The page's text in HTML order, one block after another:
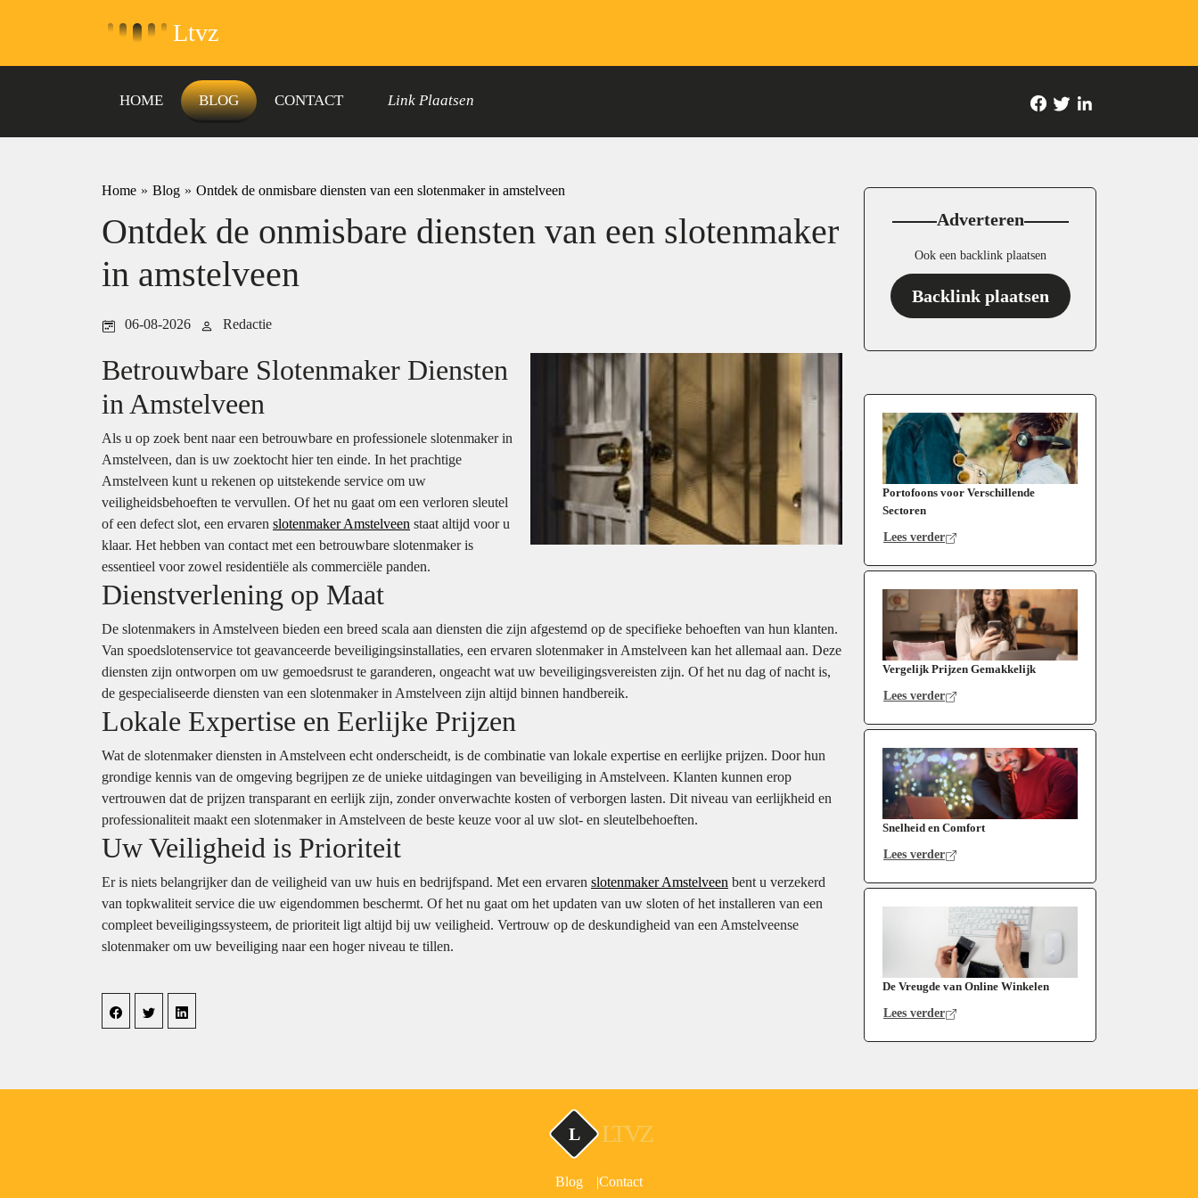
Ltvz
HOME BLOG CONTACT Link Plaatsen
Home » Blog » Ontdek de onmisbare diensten van een slotenmaker in amstelveen
Ontdek de onmisbare diensten van een slotenmaker
in amstelveen
06-08-2026 Redactie
Betrouwbare Slotenmaker Diensten
in Amstelveen
Als u op zoek bent naar een betrouwbare en professionele slotenmaker in
Amstelveen, dan is uw zoektocht hier ten einde. In het prachtige
Amstelveen kunt u rekenen op uitstekende service om uw
veiligheidsbehoeften te vervullen. Of het nu gaat om een verloren sleutel
of een defect slot, een ervaren slotenmaker Amstelveen staat altijd voor u
klaar. Het hebben van contact met een betrouwbare slotenmaker is
essentieel voor zowel residentiële als commerciële panden.
Dienstverlening op Maat
De slotenmakers in Amstelveen bieden een breed scala aan diensten die zijn afgestemd op de specifieke behoeften van hun klanten.
Van spoedslotenservice tot geavanceerde beveiligingsinstallaties, een ervaren slotenmaker in Amstelveen kan het allemaal aan. Deze
diensten zijn ontworpen om uw gemoedsrust te garanderen, ongeacht wat uw beveiligingsvereisten zijn. Of het nu dag of nacht is,
de gespecialiseerde diensten van een slotenmaker in Amstelveen zijn altijd binnen handbereik.
Lokale Expertise en Eerlijke Prijzen
Wat de slotenmaker diensten in Amstelveen echt onderscheidt, is de combinatie van lokale expertise en eerlijke prijzen. Door hun
grondige kennis van de omgeving begrijpen ze de unieke uitdagingen van beveiliging in Amstelveen. Klanten kunnen erop
vertrouwen dat de prijzen transparant en eerlijk zijn, zonder onverwachte kosten of verborgen lasten. Dit niveau van eerlijkheid en
professionaliteit maakt een slotenmaker in Amstelveen de beste keuze voor al uw slot- en sleutelbehoeften.
Uw Veiligheid is Prioriteit
Er is niets belangrijker dan de veiligheid van uw huis en bedrijfspand. Met een ervaren slotenmaker Amstelveen bent u verzekerd
van topkwaliteit service die uw eigendommen beschermt. Of het nu gaat om het updaten van uw sloten of het installeren van een
compleet beveiligingssysteem, de prioriteit ligt altijd bij uw veiligheid. Vertrouw op de deskundigheid van een Amstelveense
slotenmaker om uw beveiliging naar een hoger niveau te tillen.
Adverteren
Ook een backlink plaatsen
Backlink plaatsen
Portofoons voor Verschillende
Sectoren
Lees verder
Vergelijk Prijzen Gemakkelijk
Lees verder
Snelheid en Comfort
Lees verder
De Vreugde van Online Winkelen
Lees verder
L LTVZ
Blog Contact